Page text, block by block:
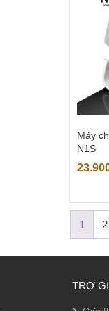
Máy
N1S
1 2
TRỢ